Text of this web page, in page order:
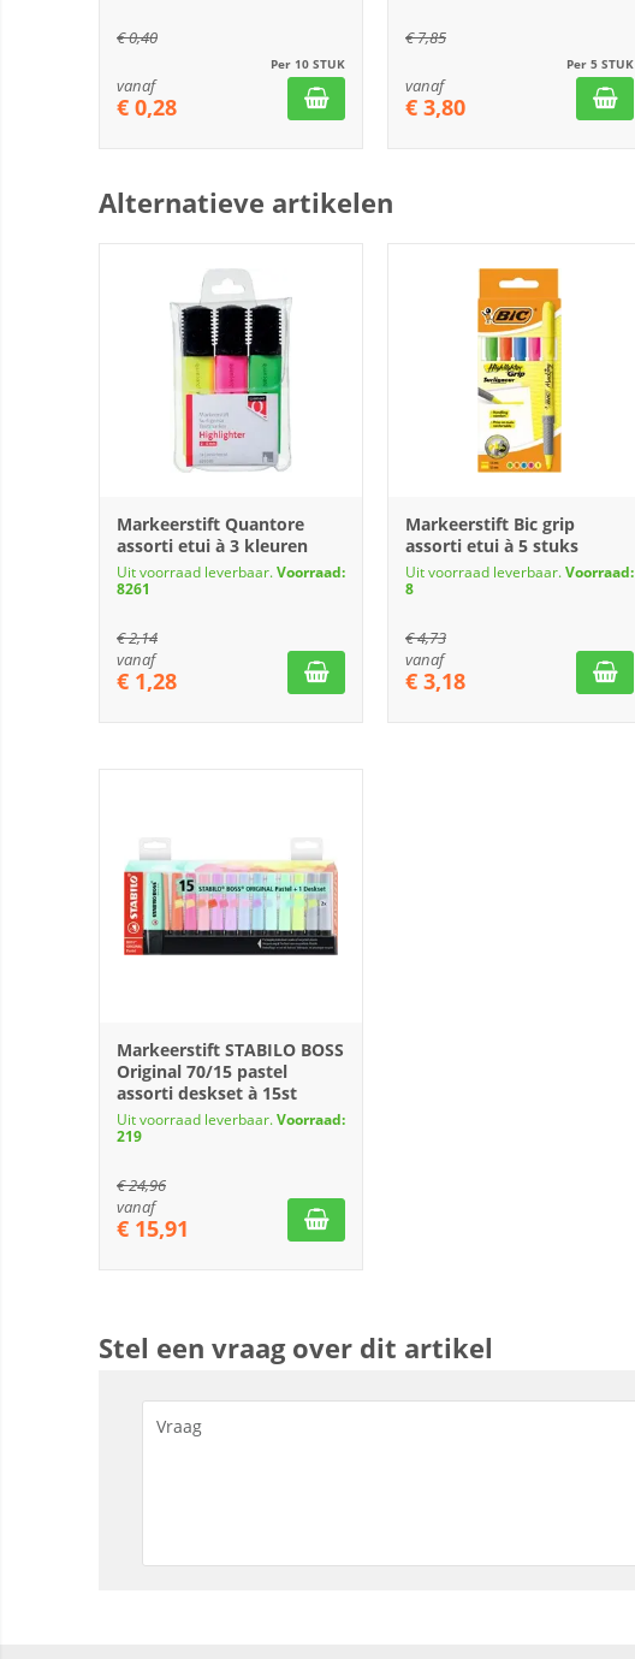
€0,40
Per 10 STUK
vanaf
€ 0,28
€7,85
Per 5 STUK
vanaf
€ 3,80
Alternatieve artikelen
Markeerstift Quantore
assorti etui à 3 kleuren
Uit voorraad leverbaar.Voorraad:
8261
€2,14
vanaf
€ 1,28
Markeerstift Bic grip
assorti etui à 5 stuks
Uit voorraad leverbaar.Voorraad:
8
€4,73
vanaf
€ 3,18
Markeerstift STABILO BOSS
Original 70/15 pastel
assorti deskset à 15st
Uit voorraad leverbaar.Voorraad:
219
€24,96
vanaf
€ 15,91
Stel een vraag over dit artikel